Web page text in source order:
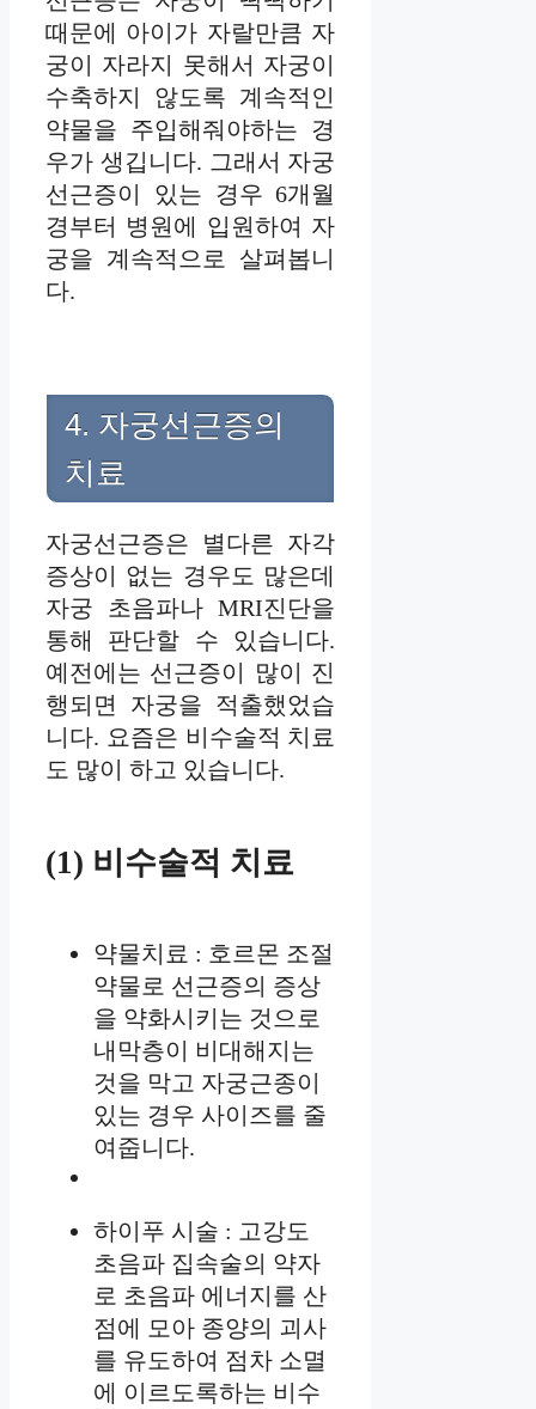
때문에 아이가 자랄만큼 자
궁이 자라지 못해서 자궁이
수축하지 않도록 계속적인
약물을 주입해줘야하는 경
우가 생깁니다. 그래서 자궁
선근증이 있는 경우 6개월
경부터 병원에 입원하여 자
궁을 계속적으로 살펴봅니
다.
4. 자궁선근증의
치료
자궁선근증은 별다른 자각
증상이 없는 경우도 많은데
자궁 초음파나 MRI진단을
통해 판단할 수 있습니다.
예전에는 선근증이 많이 진
행되면 자궁을 적출했었습
니다. 요즘은 비수술적 치료
도 많이 하고 있습니다.
(1) 비수술적 치료
약물치료 : 호르몬 조절
약물로 선근증의 증상
을 약화시키는 것으로
내막층이 비대해지는
것을 막고 자궁근종이
있는 경우 사이즈를 줄
여줍니다.
하이푸 시술 : 고강도
초음파 집속술의 약자
로 초음파 에너지를 산
점에 모아 종양의 괴사
를 유도하여 점차 소멸
에 이르도록하는 비수